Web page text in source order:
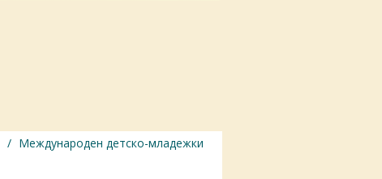
/ Международен детскo-младежки